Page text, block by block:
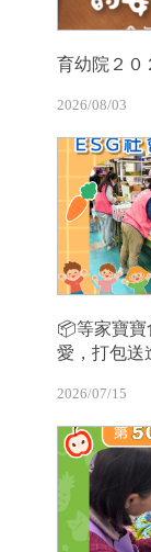
育幼院２０
2026/08/03
📦等家寶
愛，打包送
2026/07/15